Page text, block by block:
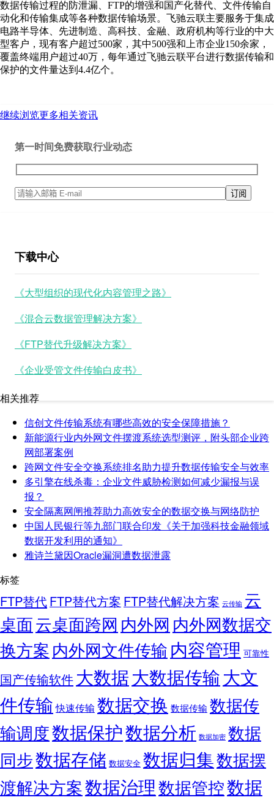
数据传输过程的防泄漏、FTP的增强和国产化替代、文件传输自
动化和传输集成等各种数据传输场景。飞驰云联主要服务于集成
电路半导体、先进制造、高科技、金融、政府机构等行业的中大
型客户，现有客户超过500家，其中500强和上市企业150余家，
覆盖终端用户超过40万，每年通过飞驰云联平台进行数据传输和
保护的文件量达到4.4亿个。
继续浏览更多相关资讯
第一时间免费获取行业动态
下载中心
《大型组织的现代化内容管理之路》
《混合云数据管理解决方案》
《FTP替代升级解决方案》
《企业受管文件传输白皮书》
相关推荐
信创文件传输系统有哪些高效的安全保障措施？
新能源行业内外网文件摆渡系统选型测评，附头部企业跨
网部署案例
跨网文件安全交换系统排名助力提升数据传输安全与效率
多引擎在线杀毒：企业文件威胁检测如何减少漏报与误
报？
安全隔离网闸推荐助力高效安全的数据交换与网络防护
中国人民银行等九部门联合印发《关于加强科技金融领域
数据开发利用的通知》
雅诗兰黛因Oracle漏洞遭数据泄露
标签
FTP替代FTP替代方案 FTP替代解决方案 云传输 云
桌面云桌面跨网 内外网 内外网数据交
换方案内外网文件传输内容管理 可靠性
国产传输软件 大数据大数据传输大文
件传输 快速传输 数据交换 数据传输数据传
输调度数据保护数据分析 数据加密 数据
同步数据存储 数据安全 数据归集数据摆
渡解决方案数据治理数据管控数据